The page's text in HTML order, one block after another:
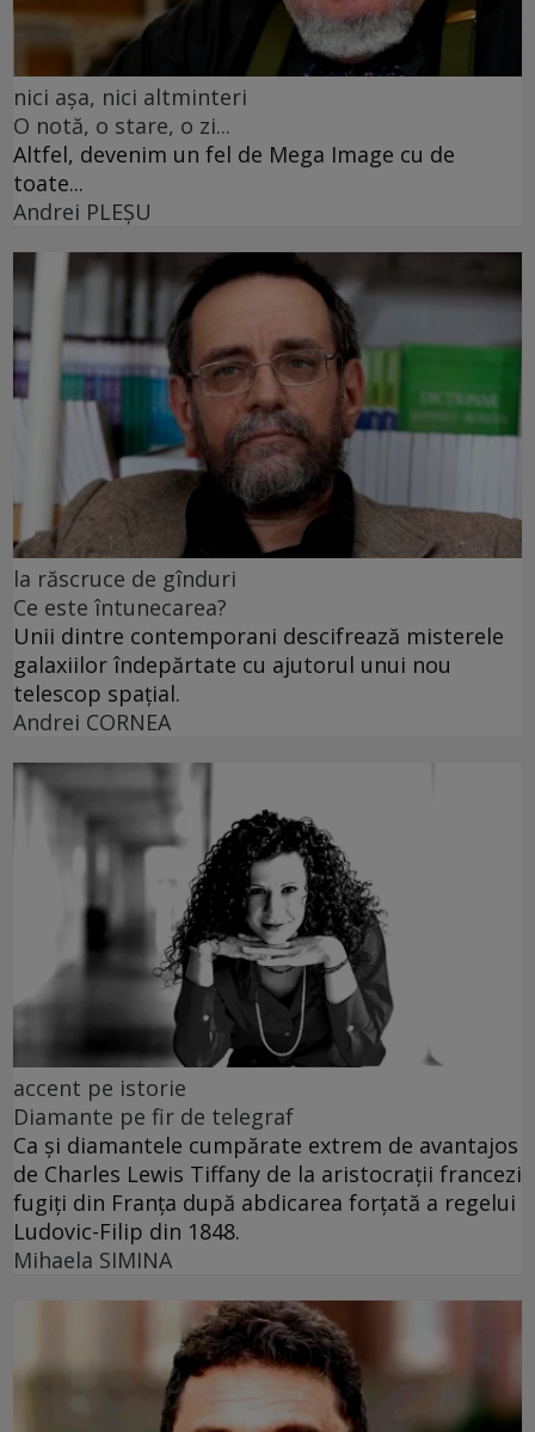
nici așa, nici altminteri
O notă, o stare, o zi...
Altfel, devenim un fel de Mega Image cu de
toate...
Andrei PLEŞU
la răscruce de gînduri
Ce este întunecarea?
Unii dintre contemporani descifrează misterele
galaxiilor îndepărtate cu ajutorul unui nou
telescop spațial.
Andrei CORNEA
accent pe istorie
Diamante pe fir de telegraf
Ca și diamantele cumpărate extrem de avantajos
de Charles Lewis Tiffany de la aristocrații francezi
fugiți din Franța după abdicarea forțată a regelui
Ludovic-Filip din 1848.
Mihaela SIMINA